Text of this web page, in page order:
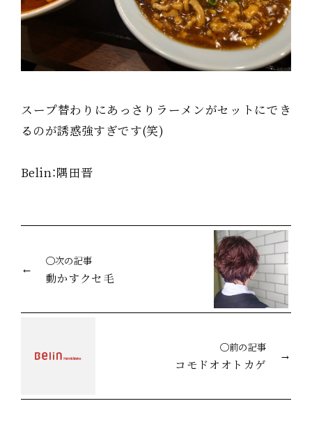
スープ替わりにあっさりラーメンがセットにでき
るのが誘惑強すぎです(笑)
Belin：隅田晋
◯次の記事
動かすクセ毛
◯前の記事
コモドオオトカゲ